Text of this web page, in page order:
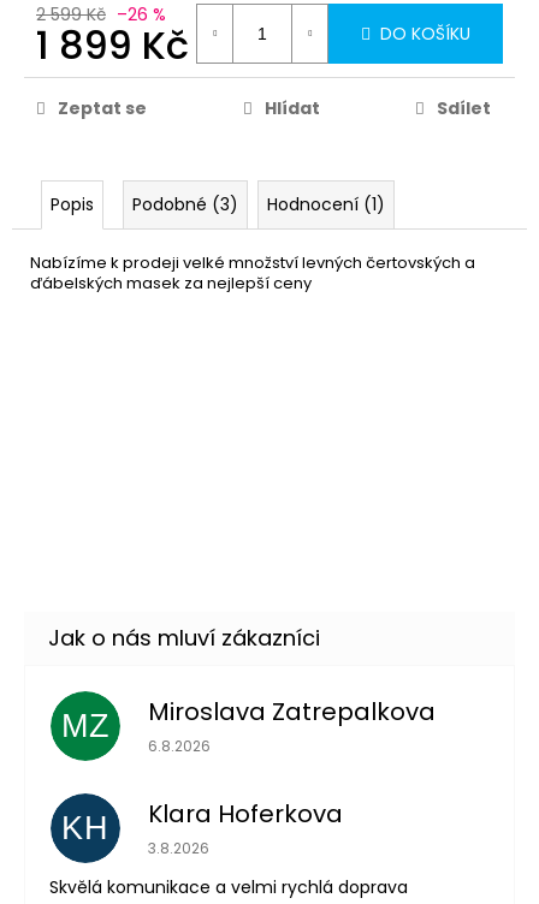
2 599 Kč –26 %
1 899 Kč DO KOŠÍKU
Zeptat se Hlídat Sdílet
Popis Podobné (3) Hodnocení (1)
Nabízíme k prodeji velké množství levných čertovských a
ďábelských masek za nejlepší ceny
MZ Miroslava Zatrepalkova
Hodnocení obchodu je 5 z 5 hvězdiček.
6.8.2026
KH Klara Hoferkova
Hodnocení obchodu je 5 z 5 hvězdiček.
3.8.2026
Skvělá komunikace a velmi rychlá doprava